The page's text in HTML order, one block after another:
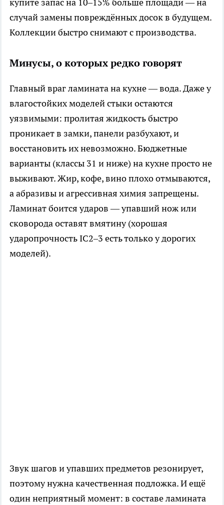
купите запас на 10–15% больше площади — на
случай замены повреждённых досок в будущем.
Коллекции быстро снимают с производства.
Минусы, о которых редко говорят
Главный враг ламината на кухне — вода. Даже у
влагостойких моделей стыки остаются
уязвимыми: пролитая жидкость быстро
проникает в замки, панели разбухают, и
восстановить их невозможно. Бюджетные
варианты (классы 31 и ниже) на кухне просто не
выживают. Жир, кофе, вино плохо отмываются,
а абразивы и агрессивная химия запрещены.
Ламинат боится ударов — упавший нож или
сковорода оставят вмятину (хорошая
ударопрочность IC2–3 есть только у дорогих
моделей).
Звук шагов и упавших предметов резонирует,
поэтому нужна качественная подложка. И ещё
один неприятный момент: в составе ламината